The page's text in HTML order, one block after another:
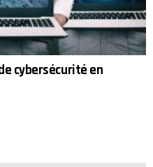
cybersécurité en